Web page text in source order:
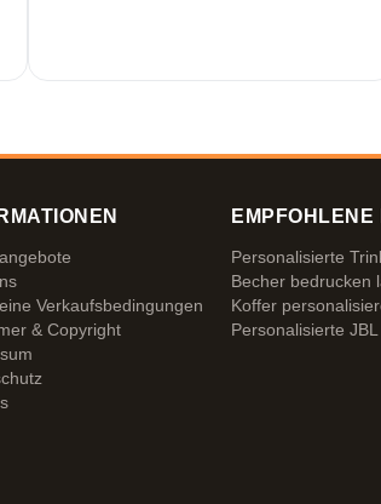
Verkaufsbedingungen
& Copyright
EMPFOHLENE
Personalisierte
Becher bedrucken
Koffer
Personalisierte